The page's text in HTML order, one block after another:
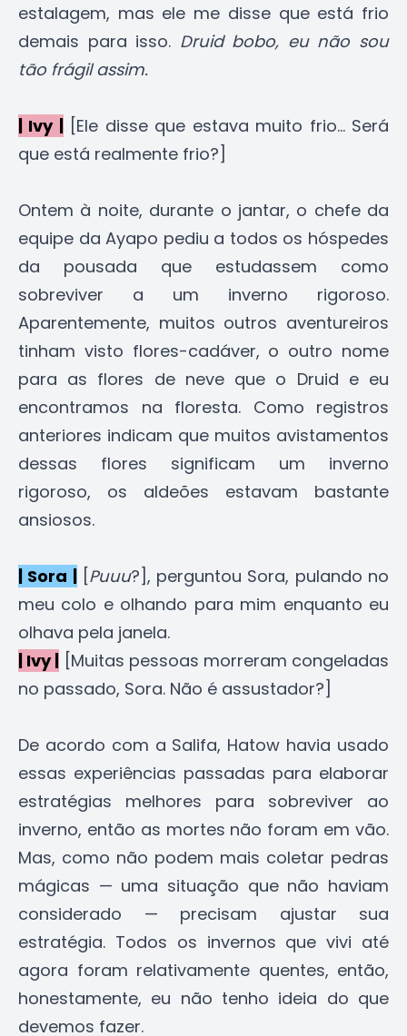
estalagem, mas ele me disse que está frio
demais para isso. Druid bobo, eu não sou
tão frágil assim.
| Ivy |[Ele disse que estava muito frio... Será
que está realmente frio?]
Ontem à noite, durante o jantar, o chefe da
equipe da Ayapo pediu a todos os hóspedes
da pousada que estudassem como
sobreviver a um inverno rigoroso.
Aparentemente, muitos outros aventureiros
tinham visto flores-cadáver, o outro nome
para as flores de neve que o Druid e eu
encontramos na floresta. Como registros
anteriores indicam que muitos avistamentos
dessas flores significam um inverno
rigoroso, os aldeões estavam bastante
ansiosos.
| Sora |[Puuu?], perguntou Sora, pulando no
meu colo e olhando para mim enquanto eu
olhava pela janela.
| Ivy | [Muitas pessoas morreram congeladas
no passado, Sora. Não é assustador?]
De acordo com a Salifa, Hatow havia usado
essas experiências passadas para elaborar
estratégias melhores para sobreviver ao
inverno, então as mortes não foram em vão.
Mas, como não podem mais coletar pedras
mágicas — uma situação que não haviam
considerado — precisam ajustar sua
estratégia. Todos os invernos que vivi até
agora foram relativamente quentes, então,
honestamente, eu não tenho ideia do que
devemos fazer.